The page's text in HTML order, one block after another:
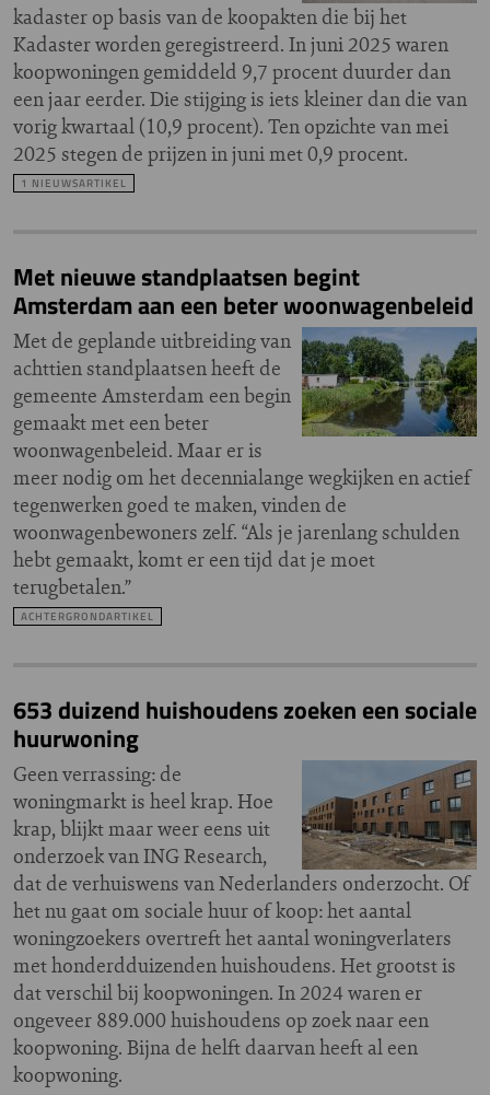
kadaster op basis van de koopakten die bij het
Kadaster worden geregistreerd. In juni 2025 waren
koopwoningen gemiddeld 9,7 procent duurder dan
een jaar eerder. Die stijging is iets kleiner dan die van
vorig kwartaal (10,9 procent). Ten opzichte van mei
2025 stegen de prijzen in juni met 0,9 procent.
1 NIEUWSARTIKEL
Met nieuwe standplaatsen begint
Amsterdam aan een beter woonwagenbeleid
Met de geplande uitbreiding van
achttien standplaatsen heeft de
gemeente Amsterdam een begin
gemaakt met een beter
woonwagenbeleid. Maar er is
meer nodig om het decennialange wegkijken en actief
tegenwerken goed te maken, vinden de
woonwagenbewoners zelf. “Als je jarenlang schulden
hebt gemaakt, komt er een tijd dat je moet
terugbetalen.”
ACHTERGRONDARTIKEL
653 duizend huishoudens zoeken een sociale
huurwoning
Geen verrassing: de
woningmarkt is heel krap. Hoe
krap, blijkt maar weer eens uit
onderzoek van ING Research,
dat de verhuiswens van Nederlanders onderzocht. Of
het nu gaat om sociale huur of koop: het aantal
woningzoekers overtreft het aantal woningverlaters
met honderdduizenden huishoudens. Het grootst is
dat verschil bij koopwoningen. In 2024 waren er
ongeveer 889.000 huishoudens op zoek naar een
koopwoning. Bijna de helft daarvan heeft al een
koopwoning.